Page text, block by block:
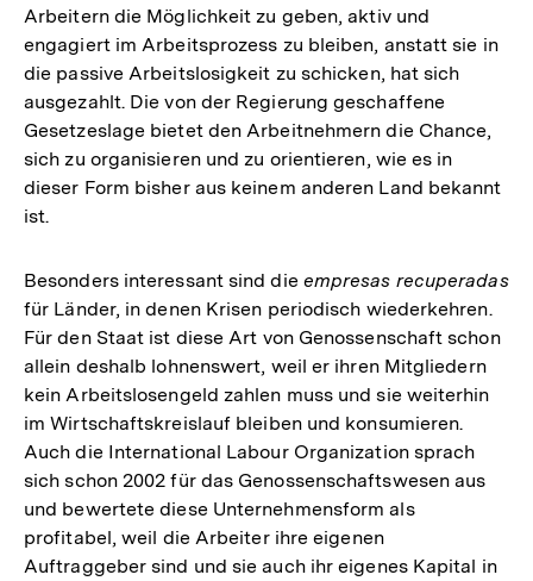
Arbeitern die Möglichkeit zu geben, aktiv und
engagiert im Arbeitsprozess zu bleiben, anstatt sie in
die passive Arbeitslosigkeit zu schicken, hat sich
ausgezahlt. Die von der Regierung geschaffene
Gesetzeslage bietet den Arbeitnehmern die Chance,
sich zu organisieren und zu orientieren, wie es in
dieser Form bisher aus keinem anderen Land bekannt
ist.
Besonders interessant sind die empresas recuperadas
für Länder, in denen Krisen periodisch wiederkehren.
Für den Staat ist diese Art von Genossenschaft schon
allein deshalb lohnenswert, weil er ihren Mitgliedern
kein Arbeitslosengeld zahlen muss und sie weiterhin
im Wirtschaftskreislauf bleiben und konsumieren.
Auch die International Labour Organization sprach
sich schon 2002 für das Genossenschaftswesen aus
und bewertete diese Unternehmensform als
profitabel, weil die Arbeiter ihre eigenen
Auftraggeber sind und sie auch ihr eigenes Kapital in